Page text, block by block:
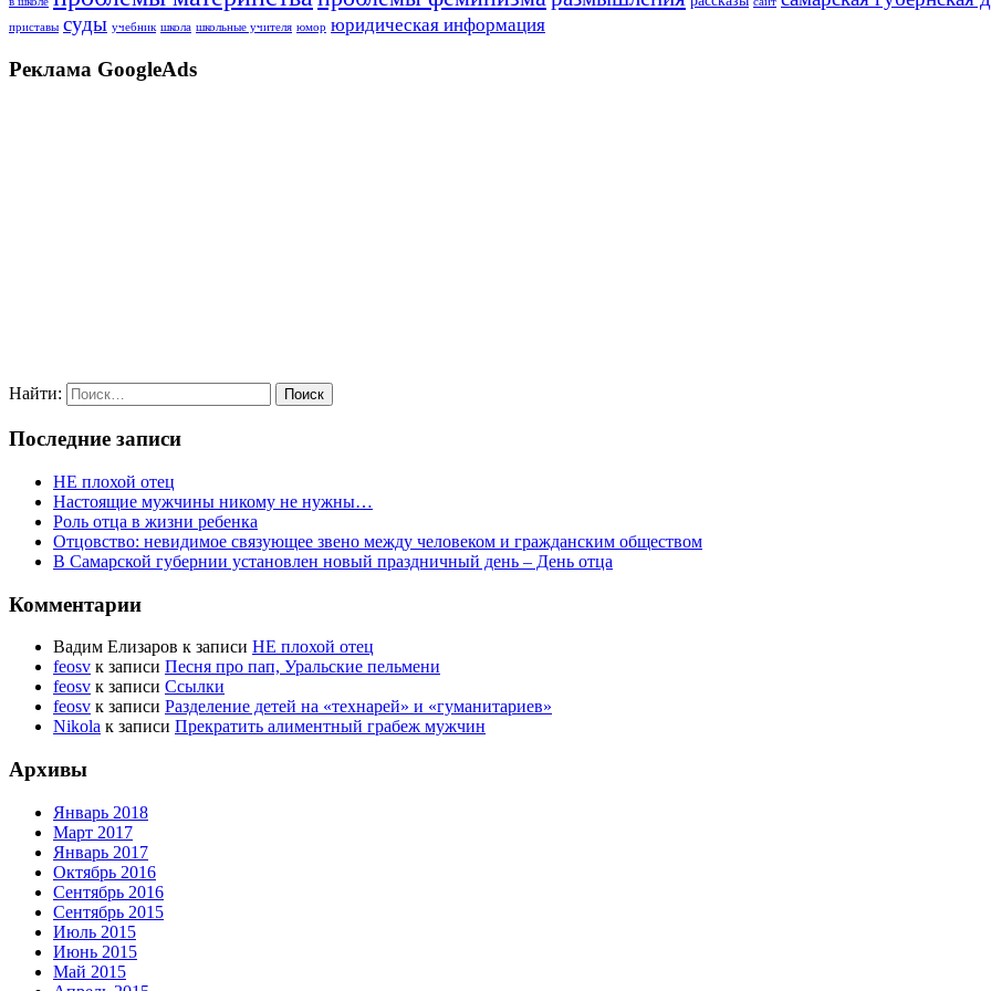
приставы суды учебник школа школьные учителя юмор юридическая информация
Реклама GoogleAds
Найти:
Последние записи
НЕ плохой отец
Настоящие мужчины никому не нужны…
Роль отца в жизни ребенка
Отцовство: невидимое связующее звено между человеком и гражданским обществом
В Самарской губернии установлен новый праздничный день – День отца
Комментарии
Вадим Елизаров к записи НЕ плохой отец
feosv к записи Песня про пап, Уральские пельмени
feosv к записи Ссылки
feosv к записи Разделение детей на «технарей» и «гуманитариев»
Nikola к записи Прекратить алиментный грабеж мужчин
Архивы
Январь 2018
Март 2017
Январь 2017
Октябрь 2016
Сентябрь 2016
Сентябрь 2015
Июль 2015
Июнь 2015
Май 2015